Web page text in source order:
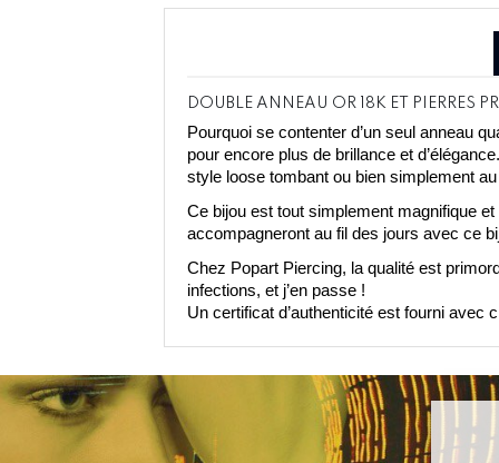
DOUBLE ANNEAU OR 18K ET PIERRES
Pourquoi se contenter d’un seul anneau
pour encore plus de brillance et
style loose tombant ou bien simplement
Ce bijou est tout simplement magnifique
accompagneront au fil des jours avec ce
Chez Popart Piercing, la qualité est
infections, et j’en passe !
Un certificat d’authenticité est fourni avec